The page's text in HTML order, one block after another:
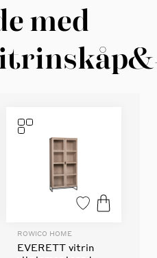
med
ROWICO HOME
EVERETT vitrin